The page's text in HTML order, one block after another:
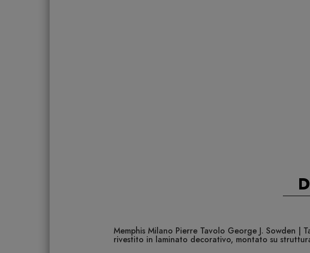
Memphis Milano Pierre Tavolo George J. Sowden |
rivestito in laminato decorativo, montato su